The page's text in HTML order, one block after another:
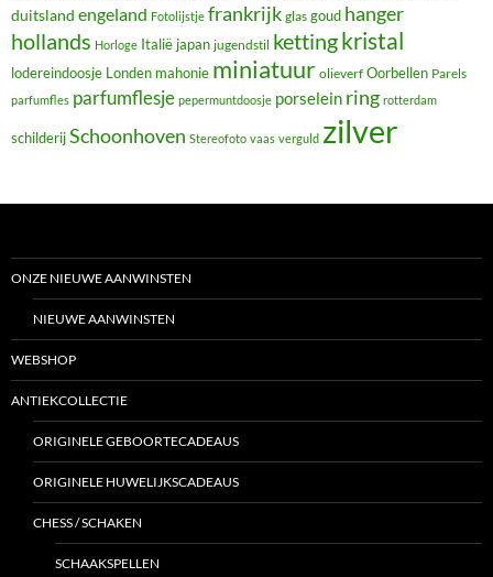
duitsland engeland Fotolijstje frankrijk glas goud hanger
hollands Horloge Italië japan jugendstil kettingkristal
lodereindoosje Londen mahonie miniatuur olieverf Oorbellen Parels
parfumfles parfumflesje pepermuntdoosje porselein ring rotterdam
schilderijSchoonhoven Stereofoto vaas verguld zilver
ONZE NIEUWE AANWINSTEN
NIEUWE AANWINSTEN
WEBSHOP
ANTIEKCOLLECTIE
ORIGINELE GEBOORTECADEAUS
ORIGINELE HUWELIJKSCADEAUS
CHESS / SCHAKEN
SCHAAKSPELLEN